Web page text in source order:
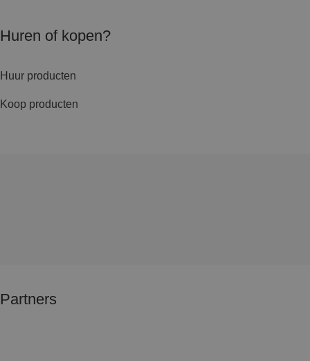
Huren of kopen?
Huur producten
Koop producten
Partners